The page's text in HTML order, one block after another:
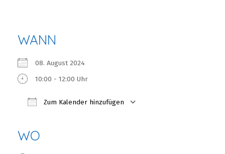
WANN
08. August 2024
10:00 - 12:00 Uhr
Zum Kalender hinzufügen
WO